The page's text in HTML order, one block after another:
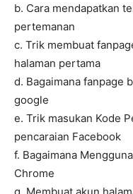
b. Cara mendapatkan
pertemanan
c. Trik membuat
halaman pertama
d. Bagaimana fanpage
google
e. Trik masukan Kode
pencaraian Facebook
f. Bagaimana
Chrome